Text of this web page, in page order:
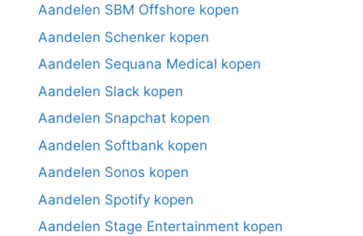
Aandelen SBM Offshore kopen
Aandelen Schenker kopen
Aandelen Sequana Medical kopen
Aandelen Slack kopen
Aandelen Snapchat kopen
Aandelen Softbank kopen
Aandelen Sonos kopen
Aandelen Spotify kopen
Aandelen Stage Entertainment kopen